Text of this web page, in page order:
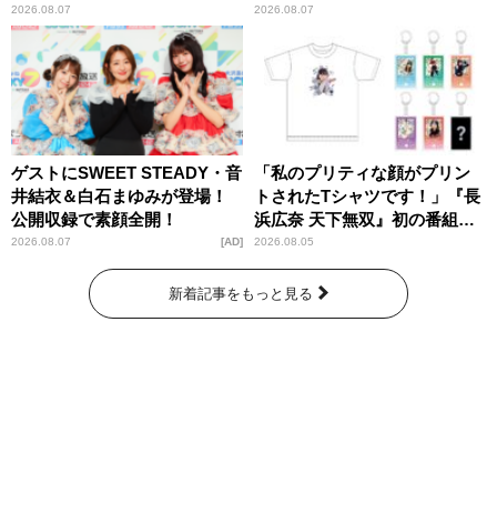
パンプスが合格祈願！
2026.08.07
ー昼ズ』
2026.08.07
ゲストにSWEET STEADY・音
井結衣＆白石まゆみが登場！
公開収録で素顔全開！
2026.08.07 AD
「私のプリティな顔がプリン
トされたTシャツです！」『長
浜広奈 天下無双』初の番組グ
ッズ発売
2026.08.05
新着記事をもっと見る